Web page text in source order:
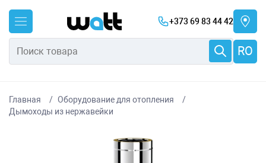
+373 69 83 44 42
RO
Главная
Оборудование для отопления
Дымоходы из нержавейки